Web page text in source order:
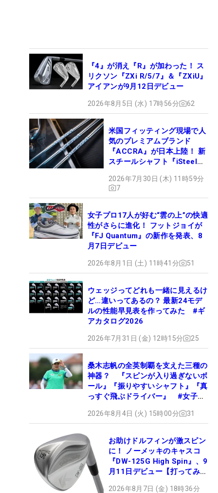
『4』が消え『R』が加わった！ ス
リクソン『ZXi R/5/7』＆『ZXiU』
アイアンが9月12日デビュー
2026年8月5日 (水) 17時56分 62
米国フィッティング現場で人
気のプレミアムブランド
『ACCRA』が日本上陸！ 新
スチールシャフト『iSteel
2026年7月30日 (木) 11時59分
7
女子プロ17人が好む“雲の上”の快適
性がさらに進化！ フットジョイが
『FJ Quantum』の新作を発表、8
月7日デビュー
2026年8月1日 (土) 11時41分 51
ウェッジってどれも一緒に見えるけ
ど…違いってあるの？ 最新24モデ
ルの性能早見表を作ってみた #ギ
アカタログ2026
2026年7月31日 (金) 12時15分 25
桑木志帆の全英制覇を支えた三種の
神器？ 『スピンが入り過ぎないボ
ール』『振りやすいシャフト』『真
っすぐ飛ぶドライバー』 #女子プ
2026年8月4日 (火) 15時00分 31
お助けドルフィンが激スピン
に！ ノーメッキのキャスコ
『DW-125G High Spin』、9
月11日デビュー【打ってみ
2026年8月7日 (金) 18時36分